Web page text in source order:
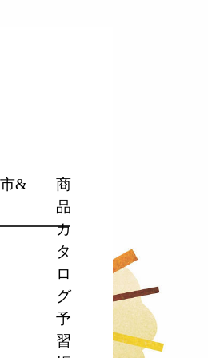
&
商
品
カ
タ
ロ
グ
予
習